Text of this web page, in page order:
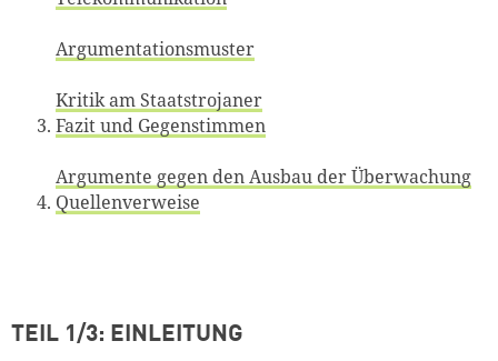
Argumentationsmuster
Kritik am Staatstrojaner
Fazit und Gegenstimmen
Argumente gegen den Ausbau der Überwachung
Quellenverweise
TEIL 1/3: EINLEITUNG